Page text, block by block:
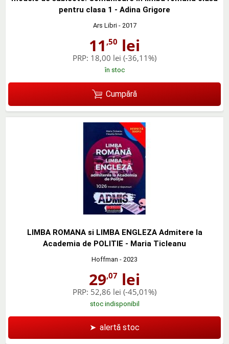
pentru clasa 1 - Adina Grigore
Ars Libri- 2017
11 ,50 lei
PRP: 18,00 lei (-36,11%)
în stoc
Cumpără
LIMBA ROMANA si LIMBA ENGLEZA Admitere la
Academia de POLITIE - Maria Ticleanu
Hoffman - 2023
29,07 lei
PRP: 52,86 lei (-45,01%)
stoc indisponibil
➤ alertă stoc